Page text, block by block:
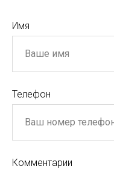
Имя
Телефон
Комментарии